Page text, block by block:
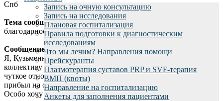
Запись на очную консультацию
Запись на исследования
Плановая госпитализация
Правила подготовки к диагностическим
исследованиям
Что мы лечим? Направления помощи
Прейскуранты
Плазмотерапия суставов PRP и SVF-терапия
ВМП (квоты)
Направление на госпитализацию
Анкеты для заполнения пациентами
Спб
Тема сообщения:
благодарность
Сообщение:
Я, Кузьменко В.М выражаю огромную благодарность
коллективу 15 отделения: всем медсёстрам, которые проявили
чуткое отношение и внимание в том числе и ко мне,когда я
прибыл на операцию, а также в послеоперационный период.
Особо хочу отметить высокий профессионализм и умение